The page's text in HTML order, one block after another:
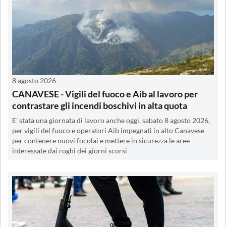
8 agosto 2026
CANAVESE - Vigili del fuoco e Aib al lavoro per
contrastare gli incendi boschivi in alta quota
E' stata una giornata di lavoro anche oggi, sabato 8 agosto 2026,
per vigili del fuoco e operatori Aib impegnati in alto Canavese
per contenere nuovi focolai e mettere in sicurezza le aree
interessate dai roghi dei giorni scorsi